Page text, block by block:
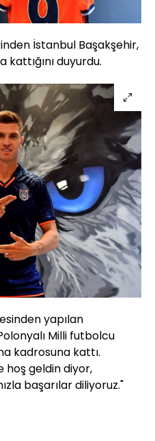
İstanbul Başakşehir,
duyurdu.
yapılan
Milli futbolcu
kadrosuna kattı.
hoş geldin diyor,
başarılar diliyoruz."